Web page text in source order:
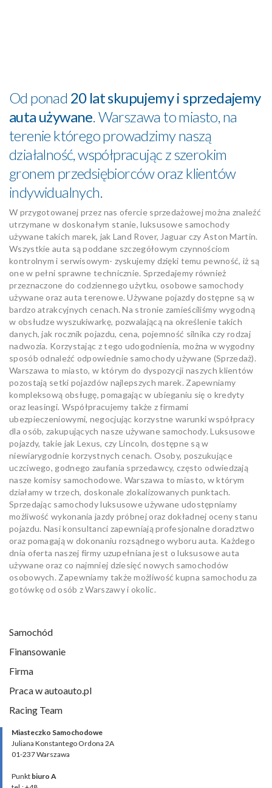
Od ponad 20 lat skupujemy i sprzedajemy
auta używane. Warszawa to miasto, na
terenie którego prowadzimy naszą
działalność, współpracując z szerokim
gronem przedsiębiorców oraz klientów
indywidualnych.
W przygotowanej przez nas ofercie sprzedażowej można znaleźć
utrzymane w doskonałym stanie, luksusowe samochody
używane takich marek, jak Land Rover, Jaguar czy Aston Martin.
Wszystkie auta są poddane szczegółowym czynnościom
kontrolnym i serwisowym- zyskujemy dzięki temu pewność, iż są
one w pełni sprawne technicznie. Sprzedajemy również
przeznaczone do codziennego użytku, osobowe samochody
używane oraz auta terenowe. Używane pojazdy dostępne są w
bardzo atrakcyjnych cenach. Na stronie zamieściliśmy wygodną
w obsłudze wyszukiwarkę, pozwalającą na określenie takich
danych, jak rocznik pojazdu, cena, pojemność silnika czy rodzaj
nadwozia. Korzystając z tego udogodnienia, można w wygodny
sposób odnaleźć odpowiednie samochody używane (Sprzedaż).
Warszawa to miasto, w którym do dyspozycji naszych klientów
pozostają setki pojazdów najlepszych marek. Zapewniamy
kompleksową obsługę, pomagając w ubieganiu się o kredyty
oraz leasingi. Współpracujemy także z firmami
ubezpieczeniowymi, negocjując korzystne warunki współpracy
dla osób, zakupujących nasze używane samochody. Luksusowe
pojazdy, takie jak Lexus, czy Lincoln, dostępne są w
niewiarygodnie korzystnych cenach. Osoby, poszukujące
uczciwego, godnego zaufania sprzedawcy, często odwiedzają
nasze komisy samochodowe. Warszawa to miasto, w którym
działamy w trzech, doskonale zlokalizowanych punktach.
Sprzedając samochody luksusowe używane udostępniamy
możliwość wykonania jazdy próbnej oraz dokładnej oceny stanu
pojazdu. Nasi konsultanci zapewniają profesjonalne doradztwo
oraz pomagają w dokonaniu rozsądnego wyboru auta. Każdego
dnia oferta naszej firmy uzupełniana jest o luksusowe auta
używane oraz co najmniej dziesięć nowych samochodów
osobowych. Zapewniamy także możliwość kupna samochodu za
gotówkę od osób z Warszawy i okolic.
Samochód
Finansowanie
Firma
Praca w autoauto.pl
Racing Team
Miasteczko Samochodowe
Juliana Konstantego Ordona 2A
01-237 Warszawa
Punkt biuro A